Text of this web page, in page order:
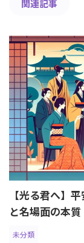
関連記事
【光る君へ】
と名場面の本質
未分類